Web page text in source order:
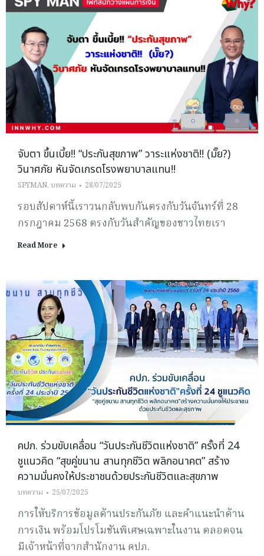
จับตา ขึ้นเบี้ย!! “ประกันสุขภาพ” วาระแห่งชาติ!! (มั๊ย?)
วินาศภัย หันจัดเกรดโรงพยาบาลแทน!!
SPYMAN, บทความ 28/07/2025
รอบสัปดาห์นี้เราวนกลับพบกันตรงกับวันจันทร์ที่ 28
กรกฎาคม 2568 ตรงกับวันสำคัญของชาวไทยเรา
Read More
คปภ. ร่วมขับเคลื่อน “วันประกันชีวิตแห่งชาติ” ครั้งที่ 24
ชูแนวคิด “สุขคู่ขนาน สานทุกชีวิต พลิกอนาคต” สร้าง
ความมั่นคงให้ประชาชนด้วยประกันชีวิตและสุขภาพ
บทความ 25/07/2025
การให้บริการข้อมูลด้านประกันภัย และคำแนะนำด้าน
การเงิน พร้อมโปรโมชันพิเศษเฉพาะในงาน ตลอดจน
มีเจ้าหน้าที่จากสำนักงาน คปภ.